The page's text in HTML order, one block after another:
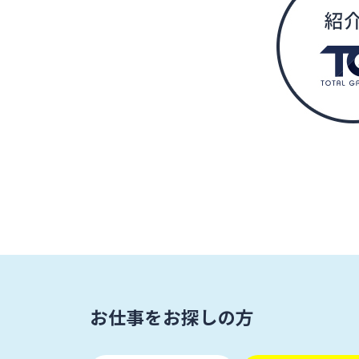
お仕事をお探しの方